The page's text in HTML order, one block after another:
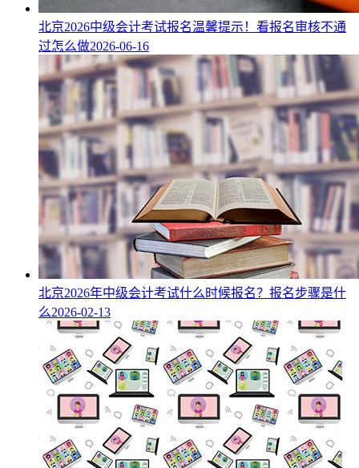
北京2026中级会计考试报名温馨提示！看报名审核不通
过怎么做2026-06-16
北京2026年中级会计考试什么时候报名？报名步骤是什
么2026-02-13